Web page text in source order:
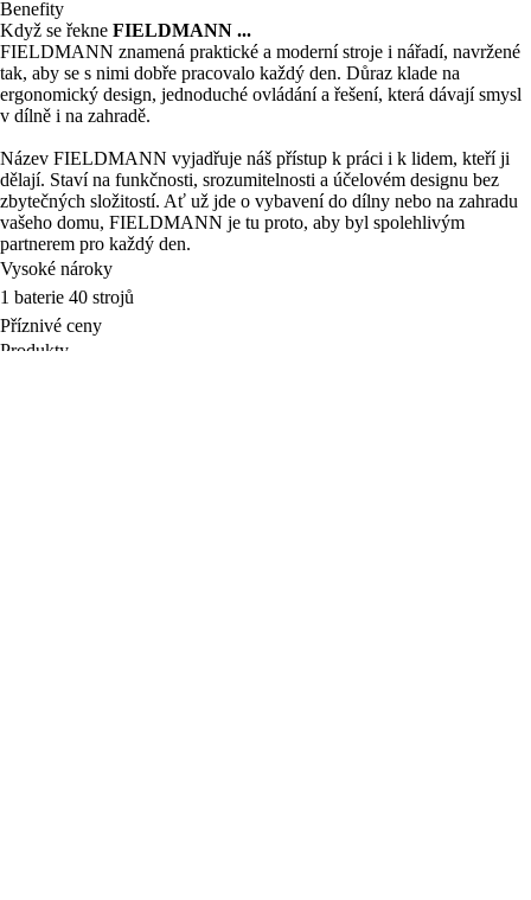
Benefity
Když se řekne FIELDMANN ...
FIELDMANN znamená praktické a moderní stroje i nářadí, navržené
tak, aby se s nimi dobře pracovalo každý den. Důraz klade na
ergonomický design, jednoduché ovládání a řešení, která dávají smysl
v dílně i na zahradě.
Název FIELDMANN vyjadřuje náš přístup k práci i k lidem, kteří ji
dělají. Staví na funkčnosti, srozumitelnosti a účelovém designu bez
zbytečných složitostí. Ať už jde o vybavení do dílny nebo na zahradu
vašeho domu, FIELDMANN je tu proto, aby byl spolehlivým
partnerem pro každý den.
Vysoké nároky
1 baterie 40 strojů
Příznivé ceny
Produkty